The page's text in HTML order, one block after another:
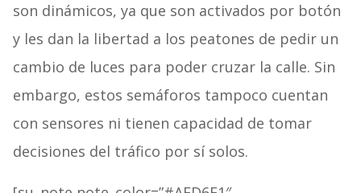
son dinámicos, ya que son activados por botón
y les dan la libertad a los peatones de pedir un
cambio de luces para poder cruzar la calle. Sin
embargo, estos semáforos tampoco cuentan
con sensores ni tienen capacidad de tomar
decisiones del tráfico por sí solos.